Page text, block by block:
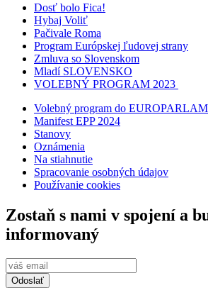
Dosť bolo Fica!
Hybaj Voliť
Pačivale Roma
Program Európskej ľudovej strany
Zmluva so Slovenskom
Mladí SLOVENSKO
VOLEBNÝ PROGRAM 2023
Volebný program do
Manifest EPP 2024
Stanovy
Oznámenia
Na stiahnutie
Spracovanie osobných údajov
Používanie cookies
Zostaň s nami v spojení a
informovaný
Odoslať